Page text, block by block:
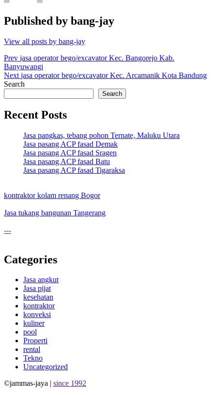
Published by bang-jay
View all posts by bang-jay
Post
navigation
Prev jasa operator bego/excavator Kec. Bangorejo Kab.
Banyuwangi
Next jasa operator bego/excavator Kec. Arcamanik Kota Bandung
Search
Search
Recent Posts
Jasa pangkas, tebang pohon Ternate, Maluku Utara
Jasa pasang ACP fasad Demak
Jasa pasang ACP fasad Sragen
Jasa pasang ACP fasad Batu
Jasa pasang ACP fasad Tigaraksa
kontraktor kolam renang Bogor
Jasa tukang bangunan Tangerang
---
Categories
Jasa angkut
Jasa pijat
kesehatan
kontraktor
konveksi
kuliner
pool
Properti
rental
Tekno
Uncategorized
©jammas-jaya | since 1992